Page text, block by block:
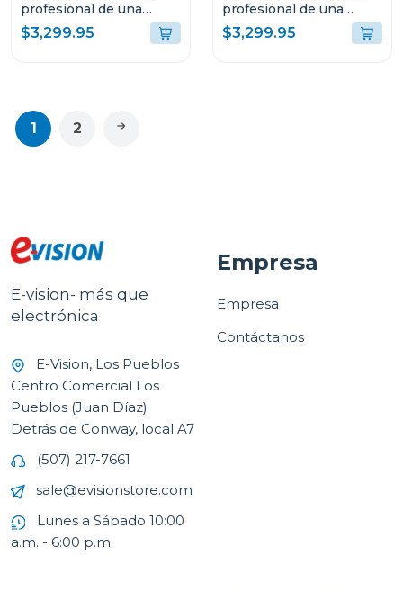
profesional de una
puerta de 18.9cuft
fpfu19f8
$3,299.95
profesional de una
puerta de 18.9cuft
fpru19f8
$3,299.95
1 2
E-vision- más que
electrónica
E-Vision, Los Pueblos
Centro Comercial Los
Pueblos (Juan Díaz)
Detrás de Conway, local A7
(507) 217-7661
sale@evisionstore.com
Lunes a Sábado 10:00
a.m. - 6:00 p.m.
Empresa
Empresa
Contáctanos